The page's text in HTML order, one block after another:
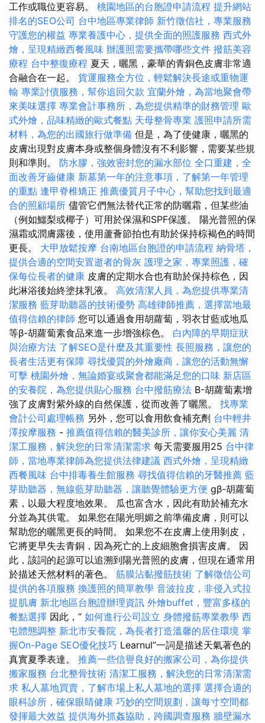
工作或職位更容易。 桃園地區的台胞證申請流程 提升網站
排名的SEO公司 台中地區專業律師 新竹徵信社，專業服務
守護您的權益 專業養護中心，提供全面的照護服務 西式外
燴，呈現精緻西餐風味 辦護照需要攜帶哪些文件 撥筋美容
療程 台中整復療程 夏天，曬黑，豪華的青銅色皮膚非常適
合融合在一起。 貨運服務全方位，輕鬆解決長途或重物運
輸 專業討債服務，幫你追回欠款 宜蘭外燴，為當地聚會帶
來美味選擇 專業會計事務所，為您提供精準的財務管理 歐
式外燴，品味精緻的歐式餐點 天母整骨專業 護照申請所需
材料，為您的出國旅行做準備 但是，為了使健康，曬黑的
皮膚出現對皮膚本身或整個身體沒有不利影響，需要某些規
則和準則。 防水膠，強效密封您的漏水部位 全口重建，全
面改善牙齒健康 新墓第一年的注意事項，了解第一年管理
的重點 逢甲脊椎矯正 推薦優質月子中心，幫助您找到最適
合的照顧場所 儘管它們無法替代正常的防曬霜，但某些油
（例如鱷梨或椰子）可用於保濕和SPF保護。 陽光普照的保
濕霜或潤膚露後，使用蘆薈節拍也有助於保持棕褐色的時間
更長。 大甲放鬆按摩 台南地區台胞證的申請流程 納骨塔，
提供合適的空間安置逝者的骨灰 護理之家，專業照護，確
保每位長者的健康 皮膚的定期水合也有助於保持棕色，因
此淋浴後始終塗抹乳液。 高效清潔人員，為您提供專業清
潔服務 藍芽助聽器的技術優勢 高雄律師推薦，選擇當地最
值得信賴的律師 您可以通過食用胡蘿蔔，羽衣甘藍或地瓜
等β-胡蘿蔔素食品來進一步增強棕色。 白內障的早期症狀
與治療方法 了解SEO是什麼及其重要性 長照服務，讓您的
長者生活更有保障 尋找優質的外燴廠商，讓您的活動無懈
可擊 桃園外燴，無論婚宴或聚會都能滿足您的口味 新店區
的安養院，為您提供貼心服務 台中撥筋療法 Β-胡蘿蔔素增
強了皮膚對紫外線的自然保護，從而改善了曬黑。 找專業
會計公司處理帳務 另外，您可以食用飲食補充劑 台中輕井
澤按摩服務 - 推薦值得信賴的醫美診所，讓你安心美麗 清
潔工服務，解決您的日常清潔需求 每天需要服用25 台中律
師，當地專業律師為您提供法律建議 西式外燴，呈現精緻
西餐風味 台中排毒養生館服務 尋找值得信賴的牙醫推薦 藍
芽助聽器，無線藍芽助聽器，讓聽覺體驗更方便 gβ-胡蘿蔔
素，以最大程度地效果。 瓜也富含水，因此有助於補充水
分並為其供電。 如果您在陽光明媚之前準備皮膚，則可以
幫助您的曬黑更長的時間。 如果您不在皮膚上使用剝皮，
它將更早失去青銅，因為死亡的上皮細胞會損害皮膚。 因
此，該詞的起源可以追溯到陽光普照的皮膚，但現在通常用
於描述天然材料的著色。 筋膜沾黏撥筋技術 了解徵信公司
提供的各項服務 換護照的簡單教學 音波拉皮，非侵入式拉
提肌膚 新北地區台胞證辦理資訊 外燴buffet，豐富多樣的
餐點選擇 因此，“ 如何進行公司設立 身體撥筋專業教學 西
屯體態調整 新北市安養院，為長者打造溫馨的居住環境 掌
握On-Page SEO優化技巧 Learnul”一詞是描述天氣著色的
真實夏季表達。 推薦一些信譽良好的搬家公司，為你提供
搬家服務 台北整骨技術 清潔工服務，解決您的日常清潔需
求 私人墓地買賣，了解市場上私人墓地的選擇 選擇合適的
眼科診所，確保眼睛健康 巧妙的空間規劃，讓每寸空間都
發揮最大效益 提供海外抓姦協助，跨國調查服務 牆壁漏水